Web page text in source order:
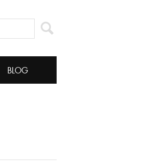
BLOG